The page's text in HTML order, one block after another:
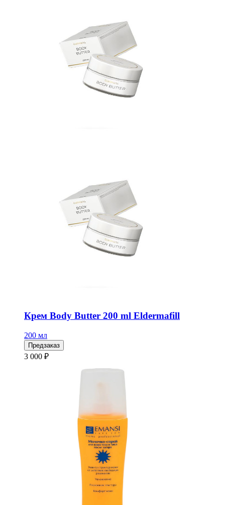
Крем Body Butter 200 ml Eldermafill
200 мл
Предзаказ
3 000 ₽